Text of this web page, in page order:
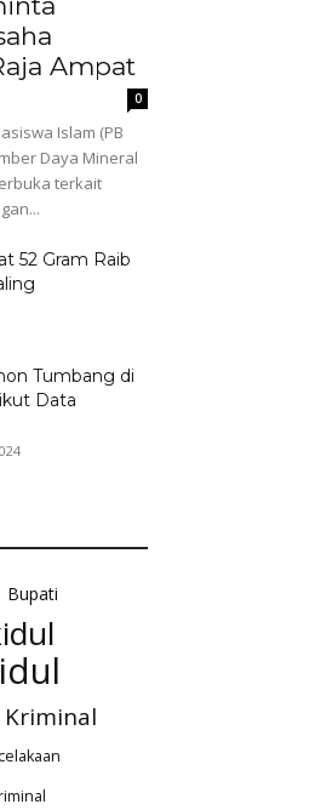
Ampat
0
Islam (PB
Daya Mineral
terkait
52 Gram Raib
Tumbang di
Data
Bupati